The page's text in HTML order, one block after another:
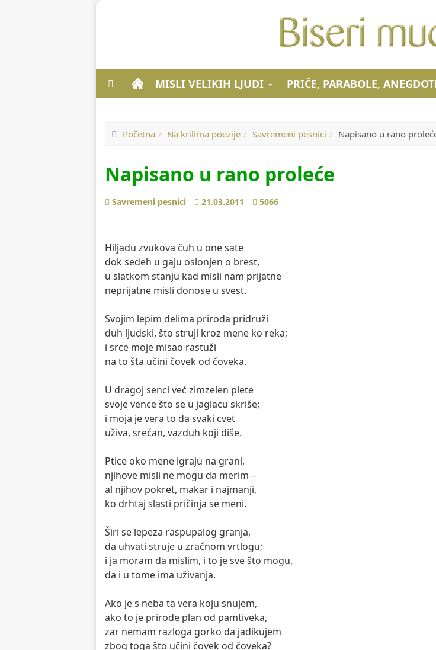
MISLI VELIKIH LJUDI PRIČE, PARABOLE,
Početna Na krilima poezije Savremeni pesnici Napisano u rano
Napisano u rano proleće
Savremeni pesnici 21.03.2011 5066
Hiljadu zvukova čuh u one sate
dok sedeh u gaju oslonjen o brest,
u slatkom stanju kad misli nam prijatne
neprijatne misli donose u svest.
Svojim lepim delima priroda pridruži
duh ljudski, što struji kroz mene ko reka;
i srce moje misao rastuži
na to šta učini čovek od čoveka.
U dragoj senci već zimzelen plete
svoje vence što se u jaglacu skriše;
i moja je vera to da svaki cvet
uživa, srećan, vazduh koji diše.
Ptice oko mene igraju na grani,
njihove misli ne mogu da merim –
al njihov pokret, makar i najmanji,
ko drhtaj slasti pričinja se meni.
Širi se lepeza raspupalog granja,
da uhvati struje u zračnom vrtlogu;
i ja moram da mislim, i to je sve što mogu,
da i u tome ima uživanja.
Ako je s neba ta vera koju snujem,
ako to je prirode plan od pamtiveka,
zar nemam razloga gorko da jadikujem
zbog toga što učini čovek od čoveka?
Prethodno
Sledeće